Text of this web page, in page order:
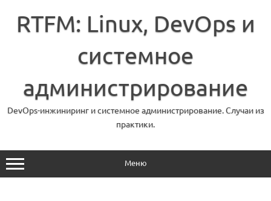
содержимому
RTFM: Linux, DevOps и
системное
администрирование
DevOps-инжиниринг и системное администрирование. Случаи из
практики.
Меню